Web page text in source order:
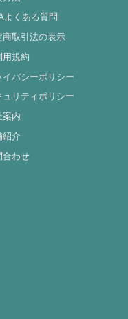
よくある質問
商取引法の表示
用規約
イバシーポリシー
ュリティポリシー
案内
紹介
合わせ